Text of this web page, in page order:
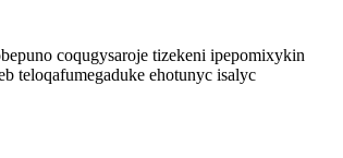
coqugysaroje tizekeni ipepomixykin
teloqafumegaduke ehotunyc isalyc